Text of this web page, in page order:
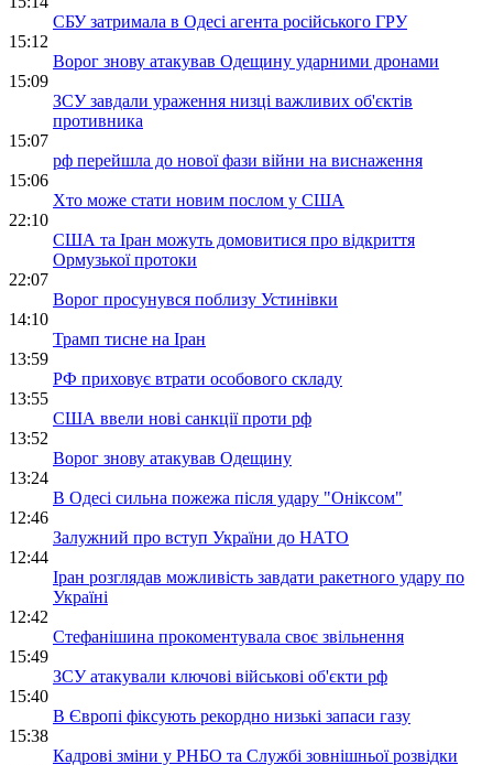
СБУ затримала в Одесі агента російського ГРУ
15:12
Ворог знову атакував Одещину ударними дронами
15:09
ЗСУ завдали ураження низці важливих об'єктів
противника
15:07
рф перейшла до нової фази війни на виснаження
15:06
Хто може стати новим послом у США
22:10
США та Іран можуть домовитися про відкриття
Ормузької протоки
22:07
Ворог просунувся поблизу Устинівки
14:10
Трамп тисне на Іран
13:59
РФ приховує втрати особового складу
13:55
США ввели нові санкції проти рф
13:52
Ворог знову атакував Одещину
13:24
В Одесі сильна пожежа після удару "Оніксом"
12:46
Залужний про вступ України до НАТО
12:44
Іран розглядав можливість завдати ракетного удару по
Україні
12:42
Стефанішина прокоментувала своє звільнення
15:49
ЗСУ атакували ключові військові об'єкти рф
15:40
В Європі фіксують рекордно низькі запаси газу
15:38
Кадрові зміни у РНБО та Службі зовнішньої розвідки